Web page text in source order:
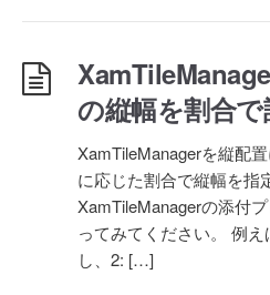
の縦幅を割合
XamTileManagerを縦配
に応じた割合で縦幅を指
XamTileManagerの添付
ってみてください。 例
し、2: […]